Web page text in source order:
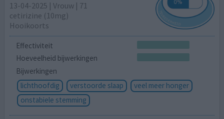
13-04-2025 | Vrouw | 71
cetirizine (10mg)
Hooikoorts
Effectiviteit
Hoeveelheid bijwerkingen
Bijwerkingen
lichthoofdig
verstoorde slaap
veel meer honger
onstabiele stemming